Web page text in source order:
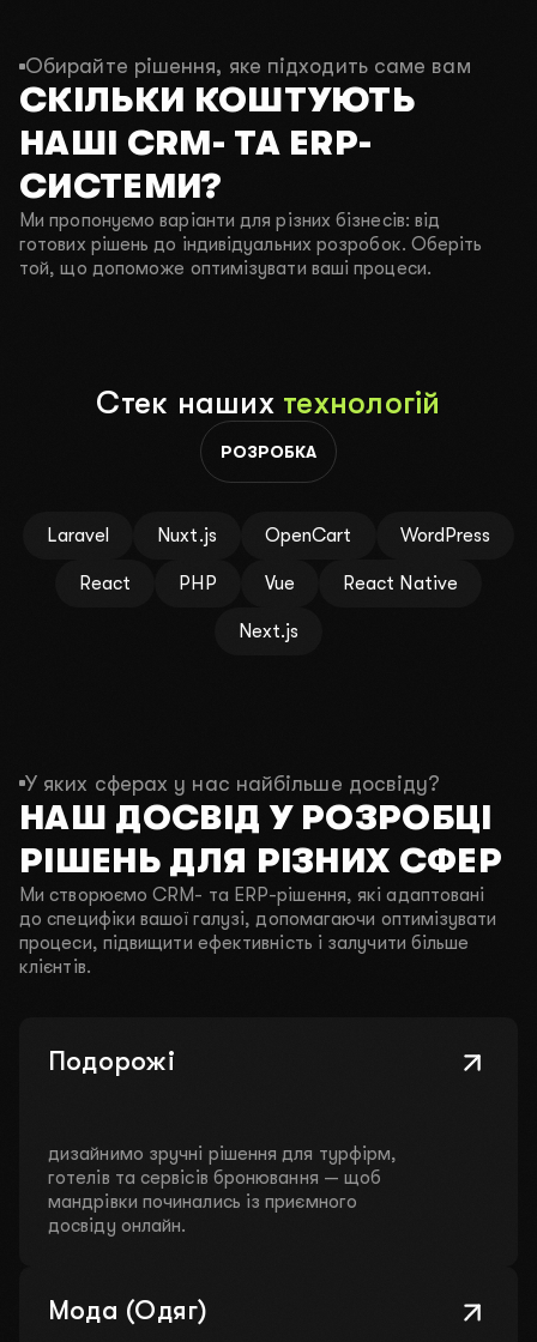
Обирайте рішення, яке підходить саме вам
СКІЛЬКИ КОШТУЮТЬ
НАШІ CRM- ТА ERP-
СИСТЕМИ?
Ми пропонуємо варіанти для різних бізнесів: від
готових рішень до індивідуальних розробок. Оберіть
той, що допоможе оптимізувати ваші процеси.
Стек наших технологій
РОЗРОБКА
Laravel Nuxt.js OpenCart WordPress
React PHP Vue React Native
Next.js
У яких сферах у нас найбільше досвіду?
НАШ ДОСВІД У РОЗРОБЦІ
РІШЕНЬ ДЛЯ РІЗНИХ СФЕР
Ми створюємо CRM- та ERP-рішення, які адаптовані
до специфіки вашої галузі, допомагаючи оптимізувати
процеси, підвищити ефективність і залучити більше
клієнтів.
Подорожі
дизайнимо зручні рішення для турфірм,
готелів та сервісів бронювання — щоб
мандрівки починались із приємного
досвіду онлайн.
Мода (Одяг)
03Який у вас бюджет?
2000$-3000$ 4000$-5000$ 10 000$+
04 Ваш телефон для зв’язку
ПЕРЕДЗВОНІТЬ МЕНІ НАПИШІТЬ У TELEGRAM